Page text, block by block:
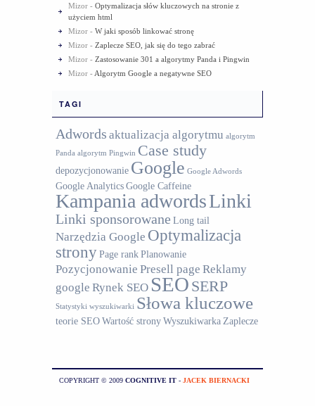
Mizor - Optymalizacja słów kluczowych na stronie z
użyciem html
Mizor - W jaki sposób linkować stronę
Mizor - Zaplecze SEO, jak się do tego zabrać
Mizor - Zastosowanie 301 a algorytmy Panda i Pingwin
Mizor - Algorytm Google a negatywne SEO
TAGI
Adwords aktualizacja algorytmu algorytm
Panda algorytm Pingwin Case study
depozycjonowanie Google Google Adwords
Google AnalyticsGoogle Caffeine
Kampania adwordsLinki
Linki sponsorowane Long tail
Narzędzia Google Optymalizacja
stronyPage rankPlanowanie
Pozycjonowanie Presell page Reklamy
google Rynek SEO SEO SERP
Statystyki wyszukiwarki Słowa kluczowe
teorie SEOWartość stronyWyszukiwarka Zaplecze
COPYRIGHT © 2009 COGNITIVE IT - JACEK BIERNACKI